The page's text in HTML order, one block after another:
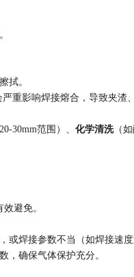
拭。
重影响焊接熔合，导致夹渣
30mm范围）、 化学清洗（
避免。
或焊接参数不当（如焊接速度
，确保气体保护充分。